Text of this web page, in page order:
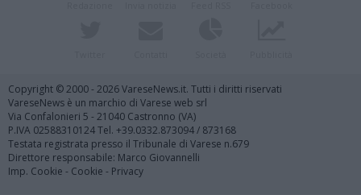
Copyright © 2000 - 2026 VareseNews.it. Tutti i diritti riservati
VareseNews è un marchio di Varese web srl
Via Confalonieri 5 - 21040 Castronno (VA)
P.IVA 02588310124 Tel. +39.0332.873094 / 873168
Testata registrata presso il Tribunale di Varese n.679
Direttore responsabile: Marco Giovannelli
Imp. Cookie - Cookie - Privacy